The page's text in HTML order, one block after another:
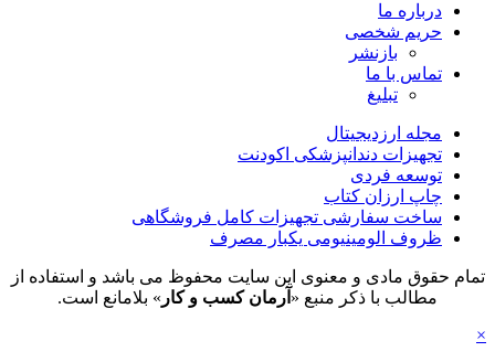
درباره ما
حریم شخصی
بازنشر
تماس با ما
تبلیغ
مجله ارزدیجیتال
تجهیزات دندانپزشکی اکودنت
توسعه فردی
چاپ ارزان کتاب
ساخت سفارشی تجهیزات کامل فروشگاهی
ظروف الومینیومی یکبار مصرف
تمام حقوق مادی و معنوی این سایت محفوظ می باشد و استفاده از
مطالب با ذکر منبع « آرمان کسب و کار » بلامانع است.
×